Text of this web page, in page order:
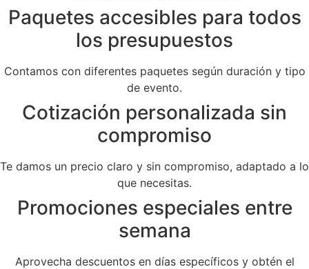
Paquetes accesibles para todos
los presupuestos
Contamos con diferentes paquetes según duración y tipo
de evento.
Cotización personalizada sin
compromiso
Te damos un precio claro y sin compromiso, adaptado a lo
que necesitas.
Promociones especiales entre
semana
Aprovecha descuentos en días específicos y obtén el